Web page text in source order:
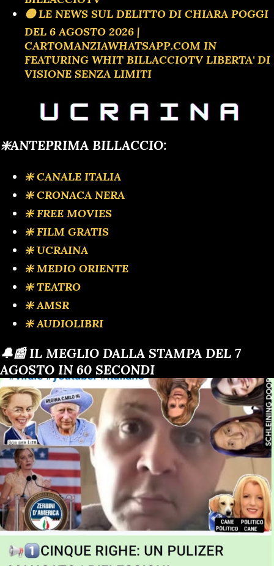
🟡 LE NEWS SUL DELITTO DI CHIARA POGGI
DEL 6 AGOSTO 2026 |
CARTOMANZIAWHATSAPP.COM IN
FEATURING WHIT BILLACCIOTV LIBERTA' DI
VISIONE SENZA LIMITI
❇️ANTEPRIMA BILLACCIO:
❇️ CANALE ITALIA
❇️ CRONACA NERA
❇️ FREE MOVIES
❇️ FILM GRATIS
❇️ UCRAINA
❇️ MEDIO ORIENTE
❇️ TEATRO
❇️ AMSR
❇️ AUDIOLIBRI
🔔📰 IL MEGLIO DALLA STAMPA DEL 7
AGOSTO IN 60 SECONDI